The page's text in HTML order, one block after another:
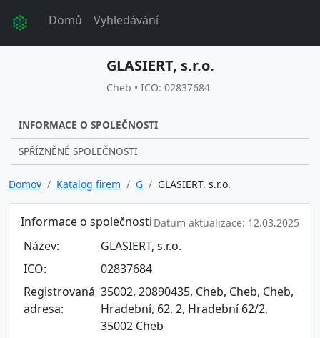
Domů Vyhledávání
GLASIERT, s.r.o.
Cheb • ICO: 02837684
INFORMACE O SPOLEČNOSTI
SPŘÍZNĚNÉ SPOLEČNOSTI
Domov Katalog firem G GLASIERT, s.r.o.
Informace o společnosti Datum aktualizace: 12.03.2025
Název:
GLASIERT, s.r.o.
ICO:
02837684
Registrovaná
adresa:
35002, 20890435, Cheb, Cheb, Cheb,
Hradební, 62, 2, Hradební 62/2,
35002 Cheb